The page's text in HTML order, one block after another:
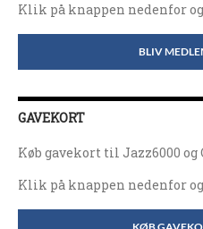
Klik på knappen nedenfor
BLIV
GAVEKORT
Køb gavekort til Jazz6000 og
Klik på knappen nedenfor